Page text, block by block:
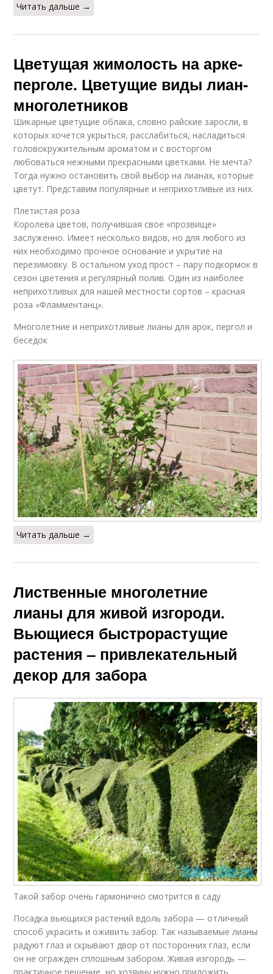
Читать дальше →
Цветущая жимолость на арке-
перголе. Цветущие виды лиан-
многолетников
Шикарные цветущие облака, словно райские заросли, в
которых хочется укрыться, расслабиться, насладиться
головокружительным ароматом и с восторгом
любоваться нежными прекрасными цветками. Не мечта?
Тогда нужно остановить свой выбор на лианах, которые
цветут. Представим популярные и неприхотливые из них.
Плетистая роза
Королева цветов, получившая свое «прозвище»
заслуженно. Имеет несколько видов, но для любого из
них необходимо прочное основание и укрытие на
перезимовку. В остальном уход прост – пару подкормок в
сезон цветения и регулярный полив. Один из наиболее
неприхотливых для нашей местности сортов – красная
роза «Фламментанц».
Многолетние и неприхотливые лианы для арок, пергол и
беседок
Читать дальше →
Лиственные многолетние
лианы для живой изгороди.
Вьющиеся быстрорастущие
растения – привлекательный
декор для забора
Такой забор очень гармонично смотрится в саду
Посадка вьющихся растений вдоль забора — отличный
способ украсить и оживить забор. Так называемые лианы
радуют глаз и скрывают двор от посторонних глаз, если
он не огражден сплошным забором. Живая изгородь —
практичное решение, но хозяину нужно приложить